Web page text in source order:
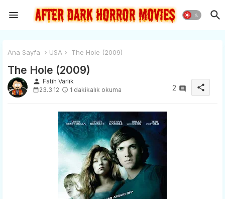
Ana Sayfa USA The Hole (2009)
The Hole (2009)
person Fatih Varlık
23.3.12
1 dakikalık okuma 2 share